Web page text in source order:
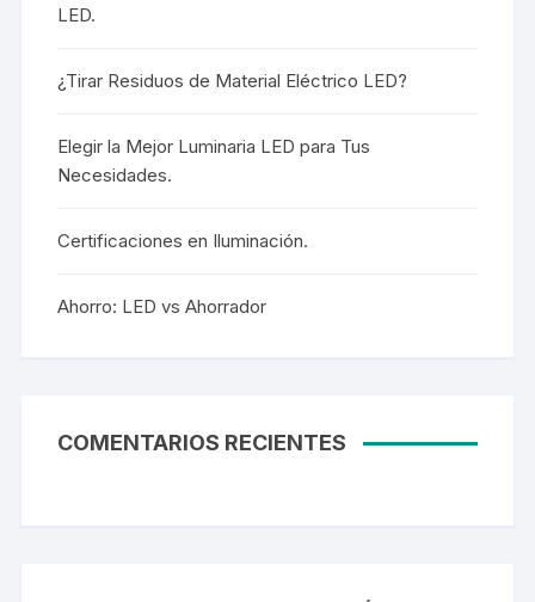
LED.
¿Tirar Residuos de Material Eléctrico LED?
Elegir la Mejor Luminaria LED para Tus
Necesidades.
Certificaciones en Iluminación.
Ahorro: LED vs Ahorrador
COMENTARIOS RECIENTES